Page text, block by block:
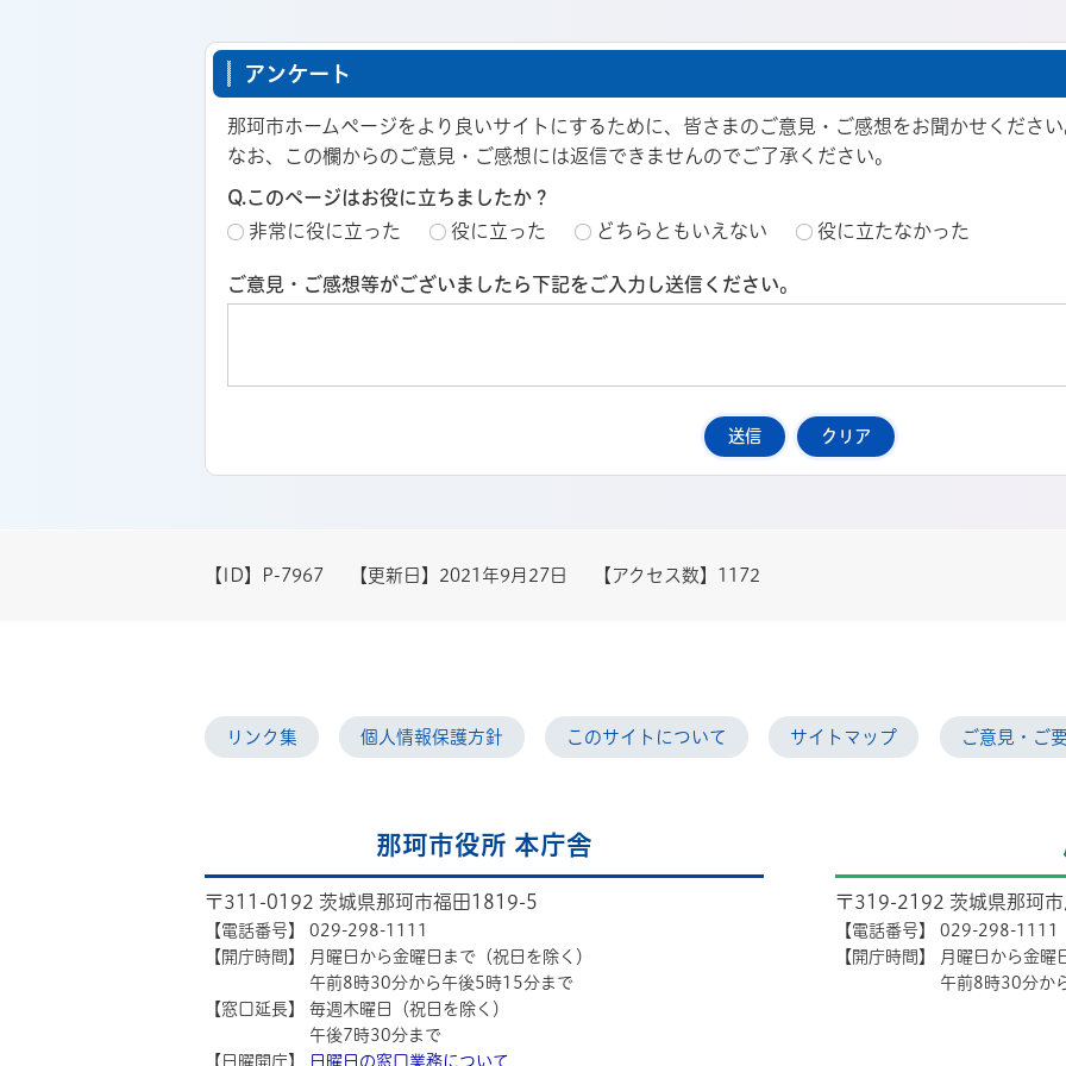
アンケート
那珂市ホームページをより良いサイトにするために、皆さまのご意見・ご感想をお聞かせくださ
なお、この欄からのご意見・ご感想には返信できませんのでご了承ください。
Q.このページはお役に立ちましたか？
非常に役に立った
役に立った どちらともいえない 役に立たなかった
ご意見・ご感想等がございましたら下記をご入力し送信ください。
【ID】 P-7967 【更新日】 2021年9月27日 【アクセス数】 1172
リンク集 個人情報保護方針 このサイトについて サイトマップ ご意見・ご
那珂市役所 本庁舎
〒311-0192 茨城県那珂市福田1819-5
【電話番号】
029-298-1111
【開庁時間】
月曜日から金曜日まで（祝日を除く）
午前8時30分から午後5時15分まで
【窓口延長】
毎週木曜日（祝日を除く）
午後7時30分まで
【日曜開庁】
日曜日の窓口業務について
〒319-2192 茨城県那珂
【電話番号】
029-298-1111
【開庁時間】
月曜日から金曜
午前8時30分か